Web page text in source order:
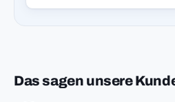
Das sagen unsere